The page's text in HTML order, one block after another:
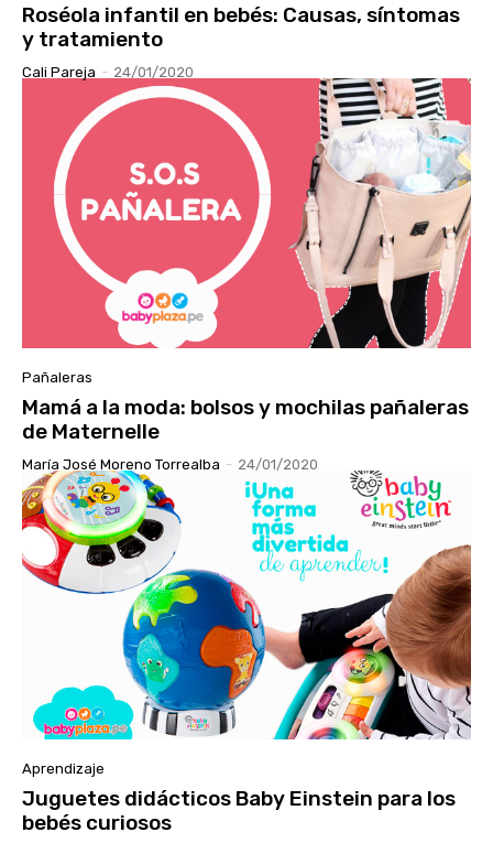
Roséola infantil en bebés: Causas, síntomas
y tratamiento
Cali Pareja - 24/01/2020
Pañaleras
Mamá a la moda: bolsos y mochilas pañaleras
de Maternelle
María José Moreno Torrealba - 24/01/2020
Aprendizaje
Juguetes didácticos Baby Einstein para los
bebés curiosos